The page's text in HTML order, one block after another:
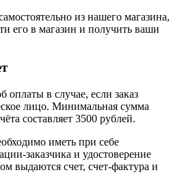
из нашего магазина,
его в магазин и получить ваши
оплаты в случае, если заказ
лицо. Минимальная сумма
составляет 3500 рублей.
иметь при себе
заказчика и удостоверение
выдаются счет, счет-фактура и